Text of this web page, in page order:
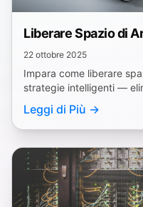
Liberare Spazio di
22 ottobre 2025
Impara come liberare
strategie intelligenti —
gestisci iCloud, disinstalla
Leggi di Più →